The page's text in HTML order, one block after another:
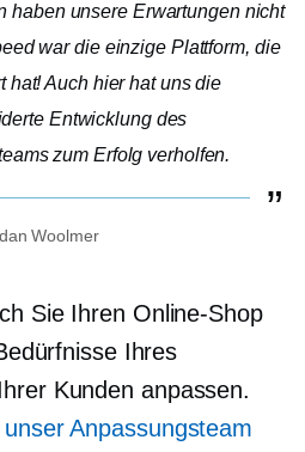
haben unsere Erwartungen nicht
war die einzige Plattform, die
hat! Auch hier hat uns die
Entwicklung des
zum Erfolg verholfen.
Woolmer
Sie Ihren Online-Shop
Ihres
Kunden anpassen.
Anpassungsteam